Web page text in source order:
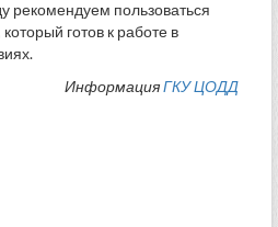
рекомендуем пользоваться
готов к работе в
ИнформацияГКУ ЦОДД